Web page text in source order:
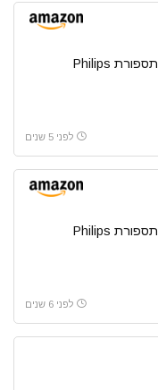
מכונת תספורת Philips
לפני 5 שנים
מכונת תספורת Philips
לפני 6 שנים